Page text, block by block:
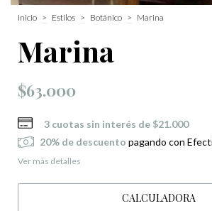
Inicio > Estilos > Botánico > Marina
Marina
$63.000
3 cuotas sin interés de $21.000
20% de descuento pagando con
Ver más detalles
CALCULADORA